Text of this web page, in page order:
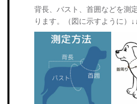
背長、バスト、首囲などを測
ります。（図に示すように）